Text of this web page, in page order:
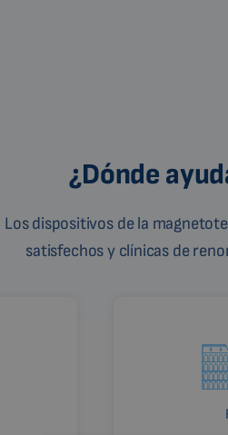
¿Dónde
Los dispositivos de la
satisfechos y clínicas de